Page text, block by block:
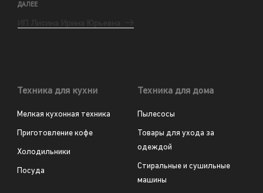
ДАЛЕЕ
Техника для кухни
Мелкая кухонная техника
Приготовление кофе
Холодильники
Посуда
Техника для дома
Пылесосы
Товары для ухода за
одеждой
Стиральные и сушильные
машины